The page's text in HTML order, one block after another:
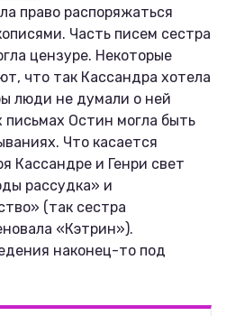
право распоряжаться
Часть писем сестра
цензуре. Некоторые
что так Кассандра хотела
люди не думали о ней
письмах Остин могла быть
Что касается
Кассандре и Генри свет
рассудка» и
(так сестра
«Кэтрин»).
наконец-то под